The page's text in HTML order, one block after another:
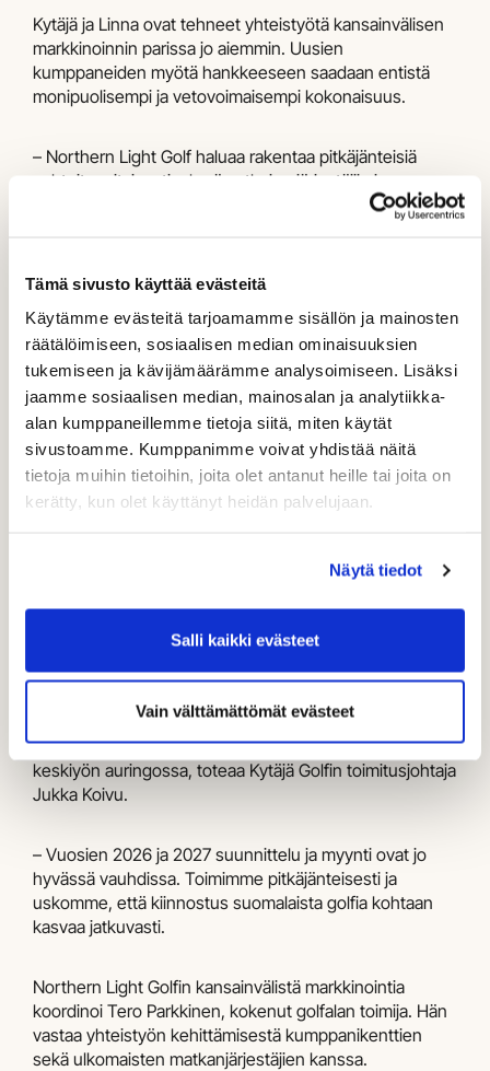
Tämä sivusto käyttää evästeitä
Käytämme evästeitä tarjoamamme sisällön ja mainosten
räätälöimiseen, sosiaalisen median ominaisuuksien
tukemiseen ja kävijämäärämme analysoimiseen. Lisäksi
jaamme sosiaalisen median, mainosalan ja analytiikka-
alan kumppaneillemme tietoja siitä, miten käytät
sivustoamme. Kumppanimme voivat yhdistää näitä
tietoja muihin tietoihin, joita olet antanut heille tai joita on
kerätty, kun olet käyttänyt heidän palvelujaan.
Näytä tiedot
Salli kaikki evästeet
Vain välttämättömät evästeet
Kytäjä ja Linna ovat tehneet yhteistyötä kansainvälisen
markkinoinnin parissa jo aiemmin. Uusien
kumppaneiden myötä hankkeeseen saadaan entistä
monipuolisempi ja vetovoimaisempi kokonaisuus.
– Northern Light Golf haluaa rakentaa pitkäjänteisiä
suhteita erityisesti ryhmämatkojen järjestäjiin ja
osallistuu tulevana vuonna useille merkittäville golf- ja
liiketoimintajohtaja Essi Pennanen.
– Kesän 2026 aikana kentillä vierailee myös useita
kansainvälisiä golfmatkatoimistoja sekä suurimpien
golfmedioiden edustajia, Pennanen jatkaa.
Kun golfmatkailija valitsee Suomen kohteekseen, hän
haluaa tyypillisesti pelata useamman kentän yhdellä
vierailulla. Jatkossa tämä onnistuu entistä sujuvammin,
sillä Northern Light Golf kokoaa huippukenttien palvelut
yhteen osoitteeseen. Monipuolinen tarjonta
matkapakettien suunnittelun eri kohderyhmille – pitkän
– Suomalainen golf pystyy kesäkaudella tarjoamaan
kansainvälisesti erittäin kilpailukykyisen tuotteen niin
lisäksi matkailijoita houkuttelevat ainutlaatuinen luonto,
rauha, miellyttävä golfsää ja mahdollisuus pelata golfia
keskiyön auringossa, toteaa Kytäjä Golfin toimitusjohtaja
Jukka Koivu.
– Vuosien 2026 ja 2027 suunnittelu ja myynti ovat jo
hyvässä vauhdissa. Toimimme pitkäjänteisesti ja
uskomme, että kiinnostus suomalaista golfia kohtaan
kasvaa jatkuvasti.
Northern Light Golfin kansainvälistä markkinointia
koordinoi Tero Parkkinen, kokenut golfalan toimija. Hän
vastaa yhteistyön kehittämisestä kumppanikenttien
sekä ulkomaisten matkanjärjestäjien kanssa.